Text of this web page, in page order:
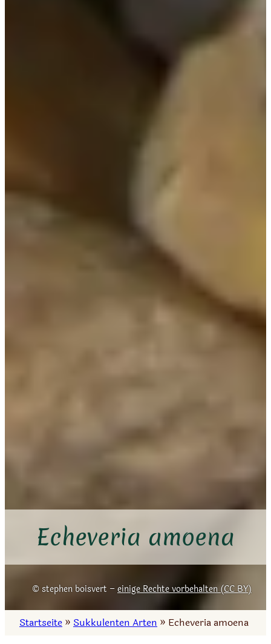
Echeveria amoena
stephen boisvert –einige Rechte vorbehalten (CC BY)
Startseite » Sukkulenten Arten » Echeveria amoena